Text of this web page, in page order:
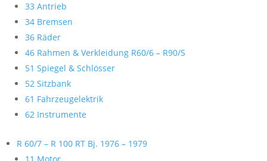
33 Antrieb
34 Bremsen
36 Räder
46 Rahmen & Verkleidung R60/6 – R90/S
51 Spiegel & Schlösser
52 Sitzbank
61 Fahrzeugelektrik
62 Instrumente
R 60/7 – R 100 RT Bj. 1976 – 1979